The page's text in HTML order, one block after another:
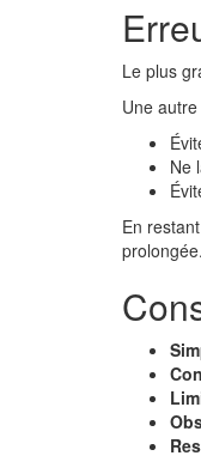
Le plus
Une
Ne
En
prolongée.